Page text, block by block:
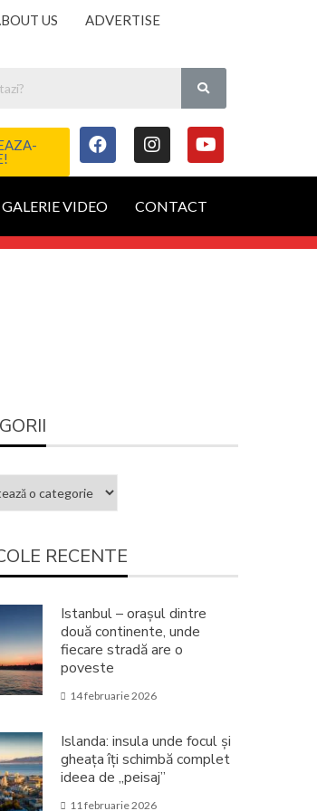
US ADVERTISE
GALERIE VIDEO CONTACT
RECENTE
Istanbul – orașul dintre
două continente, unde
fiecare stradă are o
poveste
14 februarie 2026
Islanda: insula unde focul și
gheața îți schimbă complet
ideea de „peisaj”
11 februarie 2026